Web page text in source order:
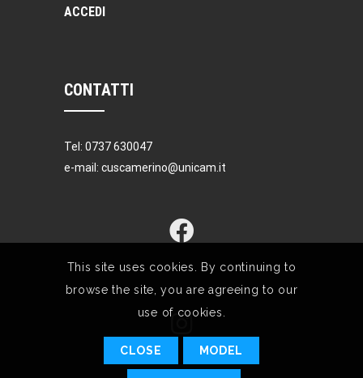
ACCEDI
CONTATTI
Tel: 0737 630047
e-mail: cuscamerino@unicam.it
This site uses cookies. By continuing to
browse the site, you are agreeing to our
use of cookies.
CLOSE MODEL